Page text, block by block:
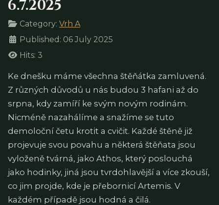
6.7.2025
Details
Category: Vrh A
Published: 06 July 2025
Hits: 3
Ke dnešku máme všechna štěňátka zamluvená.
Z různých důvodů u nás budou 3 hafani až do
srpna, kdy zamíří ke svým novým rodinám.
Nicméně nazahálíme a snažíme se tuto
demoloční četu krotit a cvičit. Každé štěně již
projevuje svou povahu a některá štěňata jsou
vyloženě tvárná, jako Athos, který poslouchá
jako hodinky, jiná jsou tvrdohlavější a více zkouší,
co jim projde, kde je přebornicí Artemis. V
každém případě jsou hodná a čilá.